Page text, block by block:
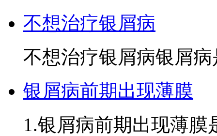
不想治疗银屑病
不想治疗银屑病银屑
银屑病前期出现薄膜
1.银屑病前期出现薄膜